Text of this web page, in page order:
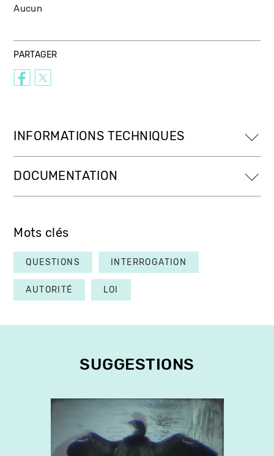
Aucun
PARTAGER
INFORMATIONS TECHNIQUES
DOCUMENTATION
Mots clés
QUESTIONS INTERROGATION
AUTORITÉ LOI
SUGGESTIONS